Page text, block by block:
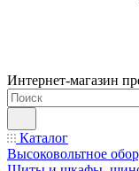
Интернет-магазин
Каталог
Высоковольтное